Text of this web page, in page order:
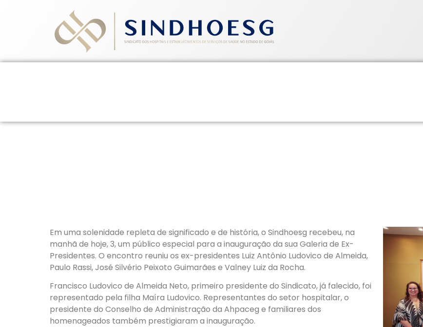
Em uma solenidade repleta de significado e de história, o Sindhoesg recebeu, na
manhã de hoje, 3, um público especial para a inauguração da sua Galeria de Ex-
Presidentes. O encontro reuniu os ex-presidentes Luiz Antônio Ludovico de Almeida,
Paulo Rassi, José Silvério Peixoto Guimarães e Valney Luiz da Rocha.
Francisco Ludovico de Almeida Neto, primeiro presidente do Sindicato, já falecido, foi
representado pela filha Maíra Ludovico. Representantes do setor hospitalar, o
presidente do Conselho de Administração da Ahpaceg e familiares dos
homenageados também prestigiaram a inauguração.